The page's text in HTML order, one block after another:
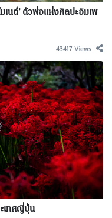
มเนต์’ ตัวพ่อแห่งศิลปะอิมเพ
43417 Views
เทศญี่ปุ่น